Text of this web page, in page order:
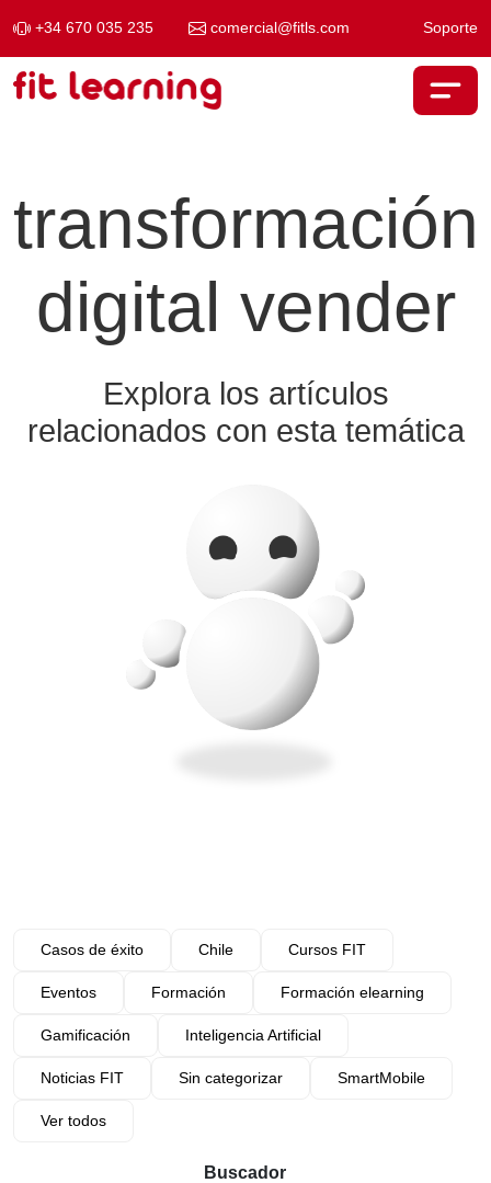
+34 670 035 235 comercial@fitls.com Soporte
Saltar al contenido
Navegación principal
transformación
digital vender
Explora los artículos
relacionados con esta temática
Casos de éxito Chile Cursos FIT
Eventos Formación Formación elearning
Gamificación Inteligencia Artificial
Noticias FIT Sin categorizar SmartMobile
Ver todos
Buscador